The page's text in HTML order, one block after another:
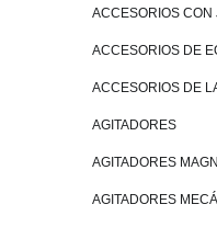
ACCESORIOS CON
ACCESORIOS DE
ACCESORIOS DE
AGITADORES
AGITADORES
AGITADORES